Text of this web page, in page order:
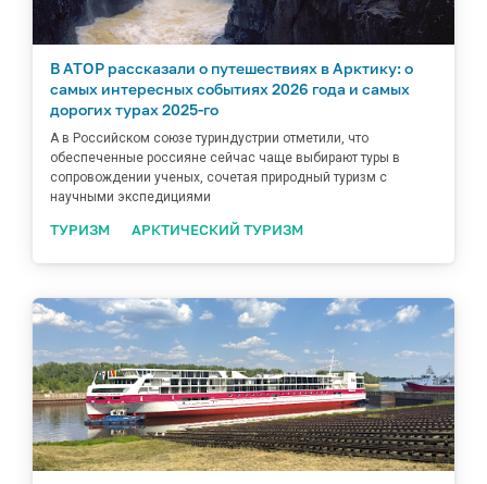
В АТОР рассказали о путешествиях в Арктику: о
самых интересных событиях 2026 года и самых
дорогих турах 2025-го
А в Российском союзе туриндустрии отметили, что
обеспеченные россияне сейчас чаще выбирают туры в
сопровождении ученых, сочетая природный туризм с
научными экспедициями
ТУРИЗМ АРКТИЧЕСКИЙ ТУРИЗМ